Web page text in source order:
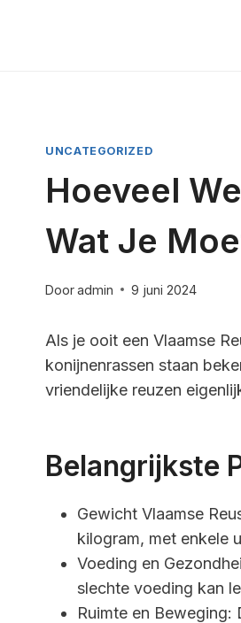
UNCATEGORIZED
Hoeveel
Wat Je
Dooradmin 9 juni 2024
Als je ooit een Vlaamse
konijnenrassen staan
vriendelijke reuzen
Belangrijkste
Gewicht Vlaamse
kilogram, met enkele
Voeding en
slechte voeding kan
Ruimte en